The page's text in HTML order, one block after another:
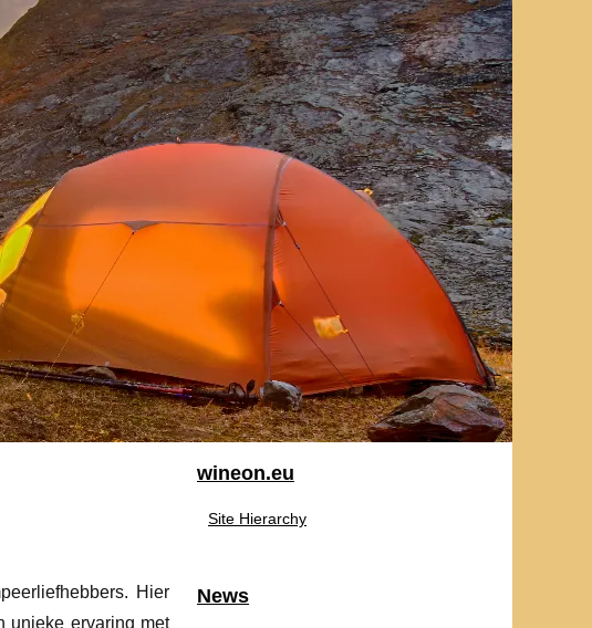
Hier
unieke ervaring met
wineon.eu
Site Hierarchy
News